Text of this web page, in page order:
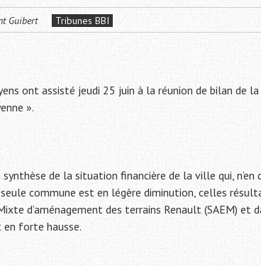
Guibert Tribunes BBI
ont assisté jeudi 25 juin à la réunion de bilan de
».
de la situation financière de la ville qui, n’en
commune est en légère diminution, celles
d’aménagement des terrains Renault (SAEM) et
en forte hausse.